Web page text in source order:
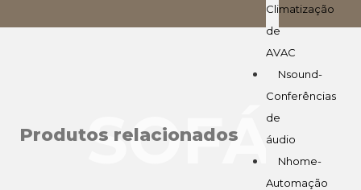
Climatização
de
AVAC
Nsound-
Conferências
de
áudio
Nhome-
Automação
SOFÁ
Produtos relacionados